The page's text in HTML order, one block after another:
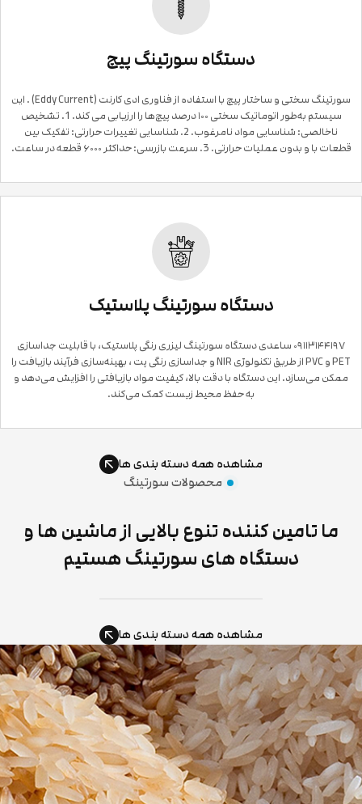
دستگاه سورتینگ پیچ
سورتینگ سختی و ساختار پیچ با استفاده از فناوری ادی کارنت (Eddy Current) . این
سیستم به‌طور اتوماتیک سختی ۱۰۰ درصد پیچ‌ها را ارزیابی می کند. 1. تشخیص
ناخالصی: شناسایی مواد نامرغوب. 2. شناسایی تغییرات حرارتی: تفکیک بین
قطعات با و بدون عملیات حرارتی. 3. سرعت بازرسی: حداکثر ۶۰۰۰ قطعه در ساعت.
دستگاه سورتینگ پلاستیک
۰۹۱۱۳۱۴۴۱۹۷ ساعدی دستگاه سورتینگ لیزری رنگی پلاستیک، با قابلیت جداسازی
PET و PVC از طریق تکنولوژی NIR و جداسازی رنگی پت ، بهینه‌سازی فرآیند بازیافت را
ممکن می‌سازد. این دستگاه با دقت بالا، کیفیت مواد بازیافتی را افزایش می‌دهد و
به حفظ محیط زیست کمک می‌کند.
مشاهده همه دسته بندی ها
محصولات سورتینگ
ما تامین کننده تنوع بالایی از ماشین ها و
دستگاه های سورتینگ هستیم
مشاهده همه دسته بندی ها